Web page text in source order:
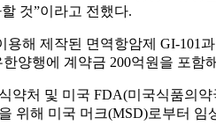
것”이라고 전했다.
제작된 면역항암제 GI-101
양행에 계약금 200억원을 포
약처 및 미국 FDA(미국식품의
위해 미국 머크(MSD)로부터